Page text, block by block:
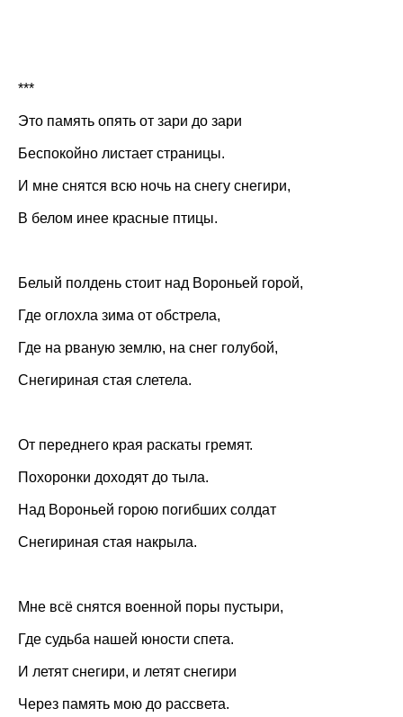
***
Это память опять от зари до зари
Беспокойно листает страницы.
И мне снятся всю ночь на снегу снегири,
В белом инее красные птицы.
Белый полдень стоит над Вороньей горой,
Где оглохла зима от обстрела,
Где на рваную землю, на снег голубой,
Снегириная стая слетела.
От переднего края раскаты гремят.
Похоронки доходят до тыла.
Над Вороньей горою погибших солдат
Снегириная стая накрыла.
Мне всё снятся военной поры пустыри,
Где судьба нашей юности спета.
И летят снегири, и летят снегири
Через память мою до рассвета.